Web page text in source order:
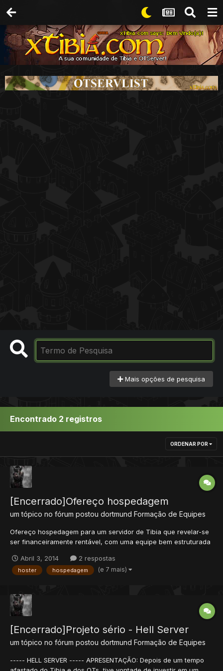
Mais opções de pesquisa
Encontrado 2 registros
ORDENAR POR
[Encerrado]Ofereço hospedagem
um tópico no fórum postou dortmund Formação de Equipes
Ofereço hospedagem para um servidor de Tibia que revelar-se
ser financeiramente rentável, com uma equipe bem estruturada
interesse, ofereço custear uma hospedagem adequada às
necessidades do servidor, conforme o caso concreto. Quem ti...
Abril 3, 2014 2 respostas
hoster hospedagem (e 7 mais)
[Encerrado]Projeto sério - Hell Server
um tópico no fórum postou dortmund Formação de Equipes
----- HELL SERVER ----- APRESENTAÇÃO: Depois de um tempo